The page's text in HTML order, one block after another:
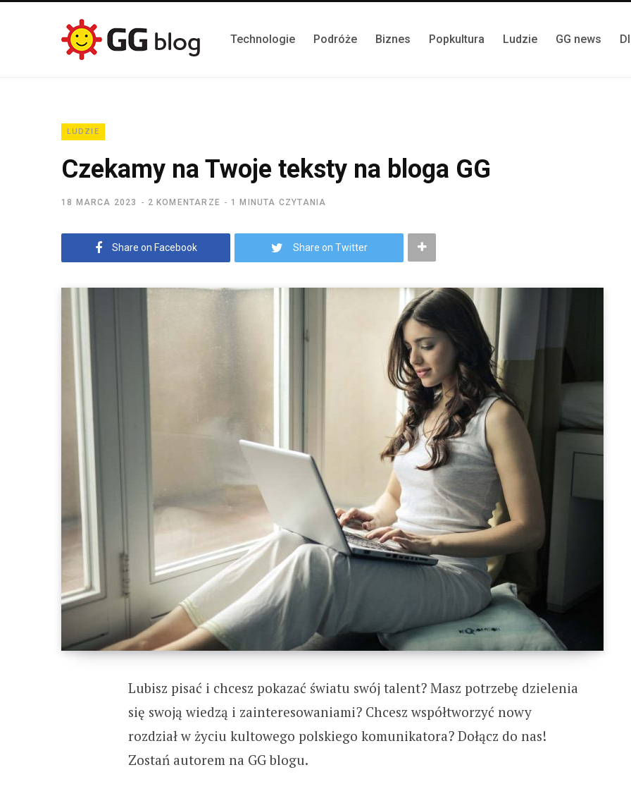
Technologie Podróże Biznes Popkultura Ludzie GG news
LUDZIE
Czekamy na Twoje teksty na bloga GG
18 MARCA 2023 2 KOMENTARZE 1 MINUTA CZYTANIA
Share on Facebook Share on Twitter
Lubisz pisać i chcesz pokazać światu swój talent? Masz potrzebę dzielenia
się swoją wiedzą i zainteresowaniami? Chcesz współtworzyć nowy
rozdział w życiu kultowego polskiego komunikatora? Dołącz do nas!
Zostań autorem na GG blogu.